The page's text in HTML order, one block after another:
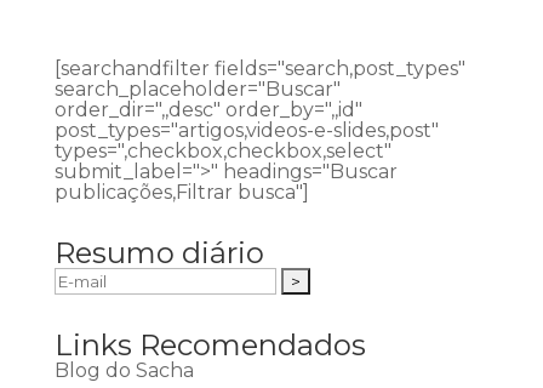
[searchandfilter fields="search,post_types"
search_placeholder="Buscar"
order_dir=",,desc" order_by=",,id"
post_types="artigos,videos-e-slides,post"
types=",checkbox,checkbox,select"
submit_label=">" headings="Buscar
publicações,Filtrar busca"]
Resumo diário
Links Recomendados
Blog do Sacha